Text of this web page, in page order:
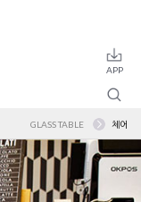
GLASS TABLE 체어